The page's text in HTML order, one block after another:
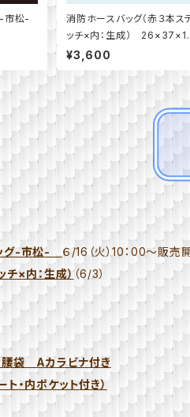
-市松-
消防ホースバッグ（赤３本ス
ッチ×内：生成） 26×37×1
0/K2014-c
¥3,600
グ-市松- ６/16（火）10：00～販売
チ×内：生成）（6/3）
腰袋 Aカラビナ付き
・内ポケット付き）